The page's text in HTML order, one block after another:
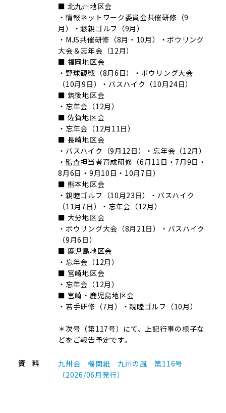
■ 北九州地区会
・情報ネットワーク委員会共催研修（9
月）・懇親ゴルフ（9月）
・MJS共催研修（8月・10月）・ボウリング
大会＆忘年会（12月）
■ 福岡地区会
・野球観戦（8月6日）・ボウリング大会
（10月9日）・バスハイク（10月24日）
■ 筑後地区会
・忘年会（12月）
■ 佐賀地区会
・忘年会（12月11日）
■ 長崎地区会
・バスハイク（9月12日）・忘年会（12月）
・監査担当者育成研修（6月11日・7月9日・
8月6日・9月10日・10月7日）
■ 熊本地区会
・親睦ゴルフ（10月23日）・バスハイク
（11月7日）・忘年会（12月）
■ 大分地区会
・ボウリング大会（8月21日）・バスハイク
（9月6日）
■ 鹿児島地区会
・忘年会（12月）
■ 宮崎地区会
・忘年会（12月）
■ 宮崎・鹿児島地区会
・若手研修（7月）・親睦ゴルフ（10月）
＊次号（第117号）にて、上記行事の様子な
どをご報告予定です。
資 料
九州会 機関紙 九州の風 第116号
（2026/06月発行）